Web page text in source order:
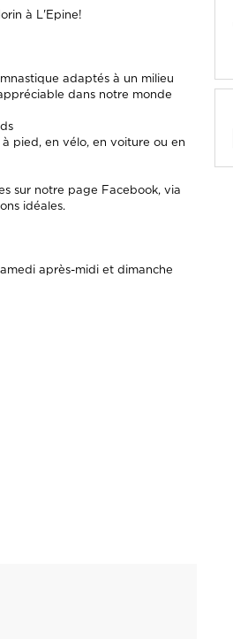
à L'Epine!
adaptés à un milieu
dans notre monde
pied, en vélo, en voiture ou en
sur notre page Facebook, via
idéales.
après-midi et dimanche